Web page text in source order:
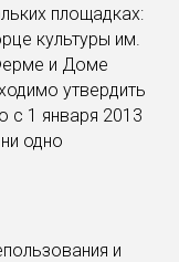
площадках:
культуры им.
и Доме
утвердить
с 1 января 2013
одно
и